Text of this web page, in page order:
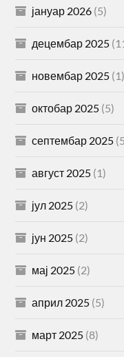
јануар 2026 (5)
децембар 2025
новембар 2025 (1)
октобар 2025 (5)
септембар 2025
август 2025 (1)
јул 2025 (2)
јун 2025 (2)
мај 2025 (2)
април 2025 (5)
март 2025 (8)